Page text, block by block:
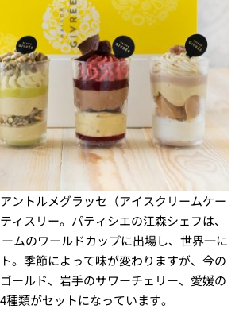
ントルメグラッセ（アイスクリームケー
ィスリー。パティシエの江森シェフは、
ムのワールドカップに出場し、世界一に
。季節によって味が変わりますが、今の
ールド、岩手のサワーチェリー、愛媛の
類がセットになっています。